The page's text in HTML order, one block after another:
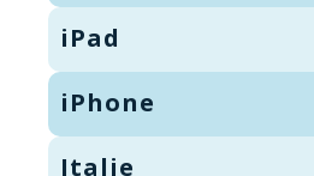
iPad
iPhone
Italie